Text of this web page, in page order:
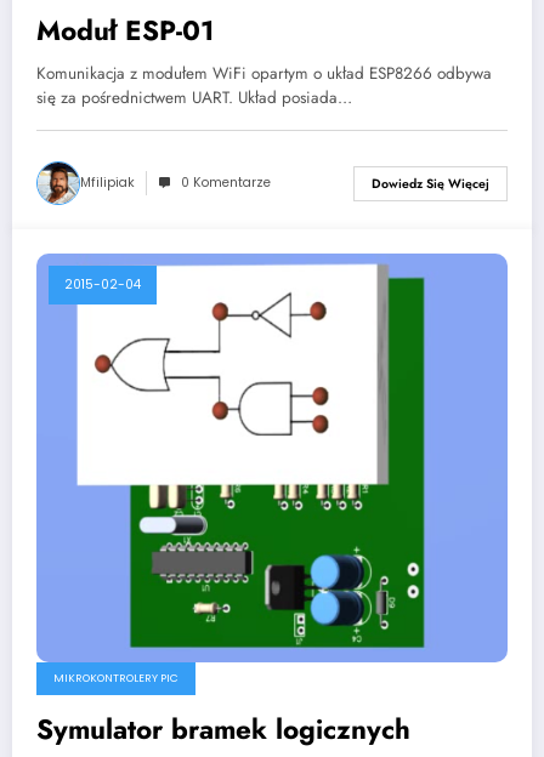
Moduł ESP-01
Komunikacja z modułem WiFi opartym o układ ESP8266 odbywa
się za pośrednictwem UART. Układ posiada…
Mfilipiak 0 Komentarze Dowiedz Się Więcej
2015-02-04
MIKROKONTROLERY PIC
Symulator bramek logicznych